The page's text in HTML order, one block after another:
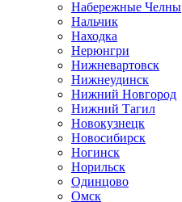
Набережные Челны
Нальчик
Находка
Нерюнгри
Нижневартовск
Нижнеудинск
Нижний Новгород
Нижний Тагил
Новокузнецк
Новосибирск
Ногинск
Норильск
Одинцово
Омск